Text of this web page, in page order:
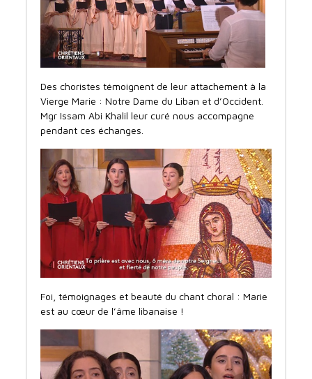
Des choristes témoignent de leur attachement à la
Vierge Marie : Notre Dame du Liban et d’Occident.
Mgr Issam Abi Khalil leur curé nous accompagne
pendant ces échanges.
Foi, témoignages et beauté du chant choral : Marie
est au cœur de l’âme libanaise !